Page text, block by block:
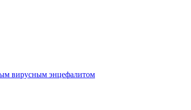
вирусным энцефалитом